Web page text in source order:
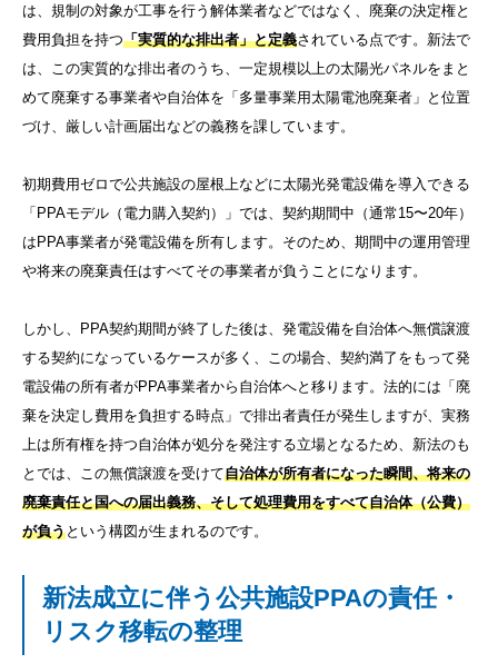
は、規制の対象が工事を行う解体業者などではなく、廃棄の決定権と
費用負担を持つ「実質的な排出者」と定義されている点です。新法で
は、この実質的な排出者のうち、一定規模以上の太陽光パネルをまと
めて廃棄する事業者や自治体を「多量事業用太陽電池廃棄者」と位置
づけ、厳しい計画届出などの義務を課しています。
初期費用ゼロで公共施設の屋根上などに太陽光発電設備を導入できる
「PPAモデル（電力購入契約）」では、契約期間中（通常15〜20年）
はPPA事業者が発電設備を所有します。そのため、期間中の運用管理
や将来の廃棄責任はすべてその事業者が負うことになります。
しかし、PPA契約期間が終了した後は、発電設備を自治体へ無償譲渡
する契約になっているケースが多く、この場合、契約満了をもって発
電設備の所有者がPPA事業者から自治体へと移ります。法的には「廃
棄を決定し費用を負担する時点」で排出者責任が発生しますが、実務
上は所有権を持つ自治体が処分を発注する立場となるため、新法のも
とでは、この無償譲渡を受けて自治体が所有者になった瞬間、将来の
廃棄責任と国への届出義務、そして処理費用をすべて自治体（公費）
が負うという構図が生まれるのです。
新法成立に伴う公共施設PPAの責任・
リスク移転の整理